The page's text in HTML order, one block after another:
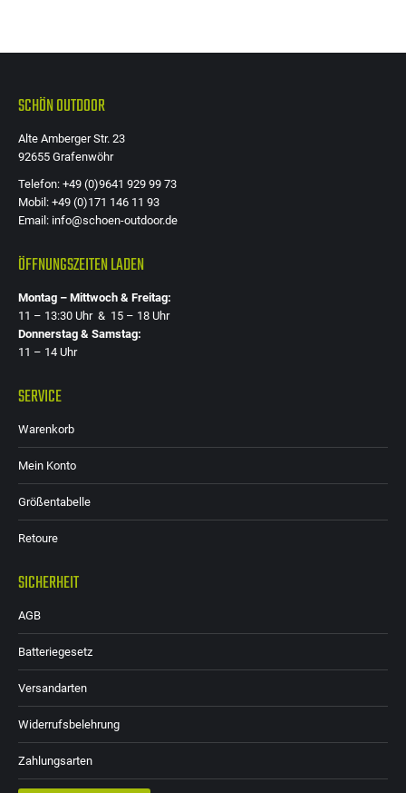
SCHÖN OUTDOOR
Alte Amberger Str. 23
92655 Grafenwöhr
Telefon: +49 (0)9641 929 99 73
Mobil: +49 (0)171 146 11 93
Email: info@schoen-outdoor.de
ÖFFNUNGSZEITEN LADEN
Montag – Mittwoch & Freitag:
11 – 13:30 Uhr & 15 – 18 Uhr
Donnerstag & Samstag:
11 – 14 Uhr
SERVICE
Warenkorb
Mein Konto
Größentabelle
Retoure
SICHERHEIT
AGB
Batteriegesetz
Versandarten
Widerrufsbelehrung
Zahlungsarten